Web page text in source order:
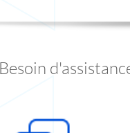
Besoin